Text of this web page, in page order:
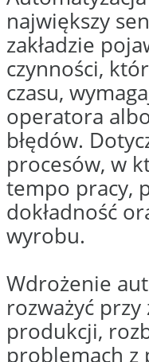
obejmować
stanowisko,
kilka
urządzeń.
przestoje,
trudności z
wdrażając
czujniki,
napędy oraz
WYCENA